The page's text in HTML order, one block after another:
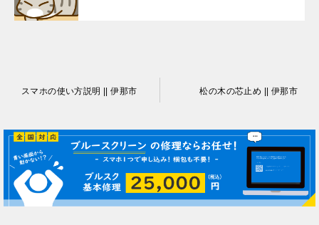
ナ
ビ
ゲ
ー
スマホの使い方説明 || 伊那市 松の木の芯止め || 伊那市